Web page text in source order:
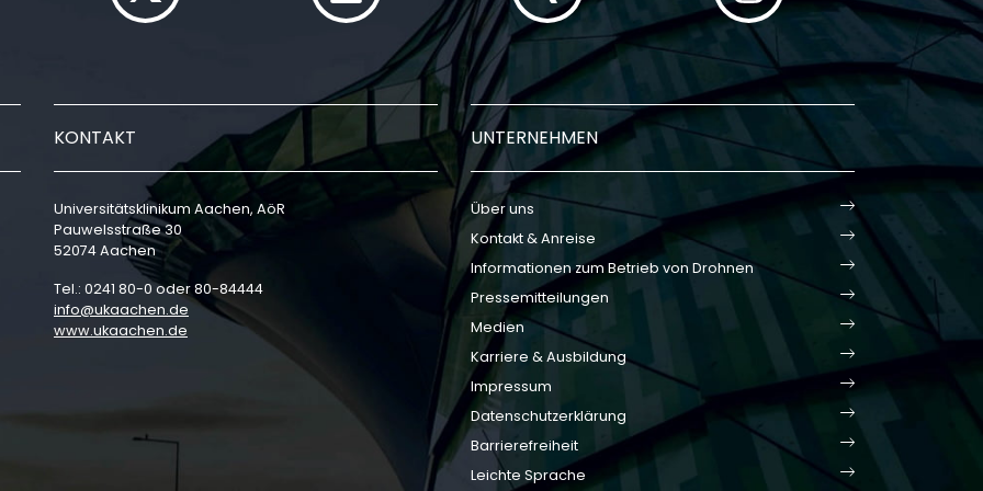
KONTAKT
Universitätsklinikum Aachen, AöR
Pauwelsstraße 30
52074 Aachen
Tel.: 0241 80-0 oder 80-84444
info
ukaachen de
www.ukaachen.de
UNTERNEHMEN
Über uns
Kontakt & Anreise
Informationen zum Betrieb von Drohnen
Pressemitteilungen
Medien
Karriere & Ausbildung
Impressum
Datenschutzerklärung
Barrierefreiheit
Leichte Sprache